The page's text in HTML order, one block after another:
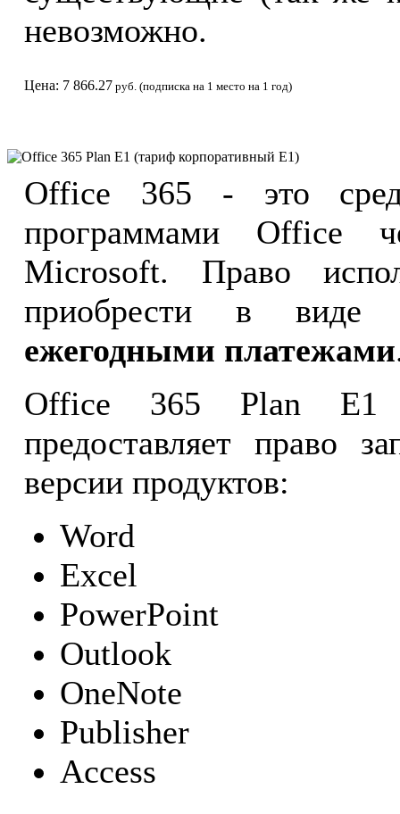
невозможно.
Цена: 7 866.27 руб. (подписка на 1 место на 1 год)
Office 365 Plan E1 (тариф корпоративный Е1)
Office 365 - это
программами Office
Microsoft. Право
приобрести в виде
ежегодными платежами
Office 365 Plan E1
предоставляет право
версии продуктов:
Word
Excel
PowerPoint
Outlook
OneNote
Publisher
Access